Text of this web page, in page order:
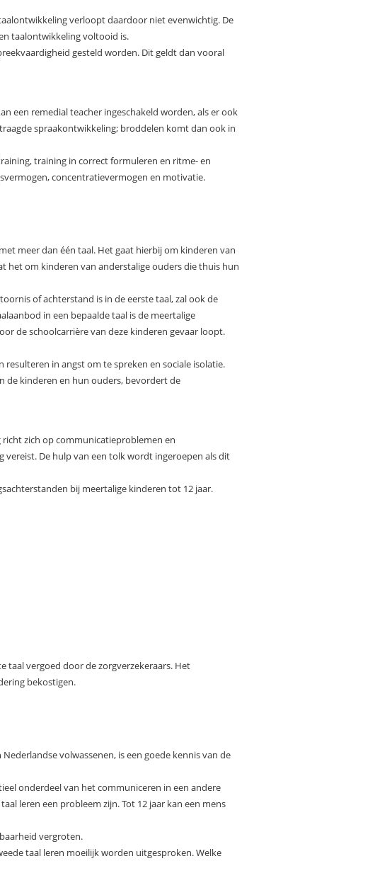
verloopt daardoor niet evenwichtig. De
taalontwikkeling voltooid is.
gesteld worden. Dit geldt dan vooral
een remedial teacher ingeschakeld worden, als er ook
spraakontwikkeling; broddelen komt dan ook in
training in correct formuleren en ritme- en
concentratievermogen en motivatie.
meer dan één taal. Het gaat hierbij om kinderen van
het om kinderen van anderstalige ouders die thuis hun
of achterstand is in de eerste taal, zal ook de
in een bepaalde taal is de meertalige
de schoolcarrière van deze kinderen gevaar loopt.
in angst om te spreken en sociale isolatie.
de kinderen en hun ouders, bevordert de
richt zich op communicatieproblemen en
De hulp van een tolk wordt ingeroepen als dit
bij meertalige kinderen tot 12 jaar.
taal vergoed door de zorgverzekeraars. Het
bekostigen.
volwassenen, is een goede kennis van de
onderdeel van het communiceren in een andere
leren een probleem zijn. Tot 12 jaar kan een mens
vergroten.
taal leren moeilijk worden uitgesproken. Welke